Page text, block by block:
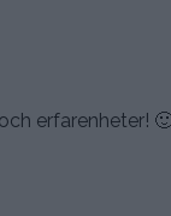
erfarenheter!